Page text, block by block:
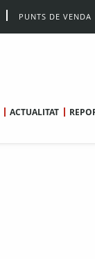
PUNTS DE VENDA
ACTUALITAT